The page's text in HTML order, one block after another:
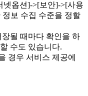
넷옵션]->[보안]->[사용
보 수집 수준을 정할
될 때마다 확인을 하
수도 있습니다.
경우 서비스 제공에